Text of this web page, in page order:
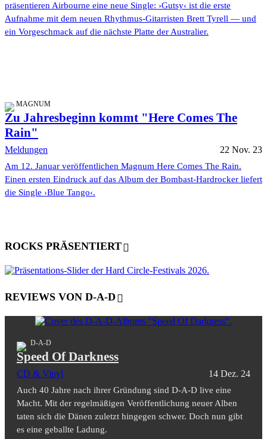
präsentieren Airbourne eine neue Single: ›Gutsy‹ ist die erste
Aufnahme mit dem neuen Rhythmus-Gitarristen Brett Tyrell — und
ein Vorgeschmack auf die nächste Platte der Australier.
MAGNUM
Zu Jahresbeginn kommt "Here Comes The
Rain"
Meldungen 22 Nov. 23
Am 12. Januar veröffentlichen Magnum Here Comes The Rain.
Einen ersten Eindruck auf das Album der Bombast-Hardrocker liefert
die Single ›Blue Tango‹.
ROCKS PRÄSENTIERT
REVIEWS VON D-A-D
D-A-D
Speed Of Darkness
CD & Vinyl 14 Dez. 24
Auch 40 Jahre nach ihrer Gründung sind D-A-D live eine
Macht. Mit der regelmäßigen Veröffentlichung neuer Alben
taten sich die Dänen zuletzt hingegen schwer. Doch nun gibt
es eine geballte Ladung.